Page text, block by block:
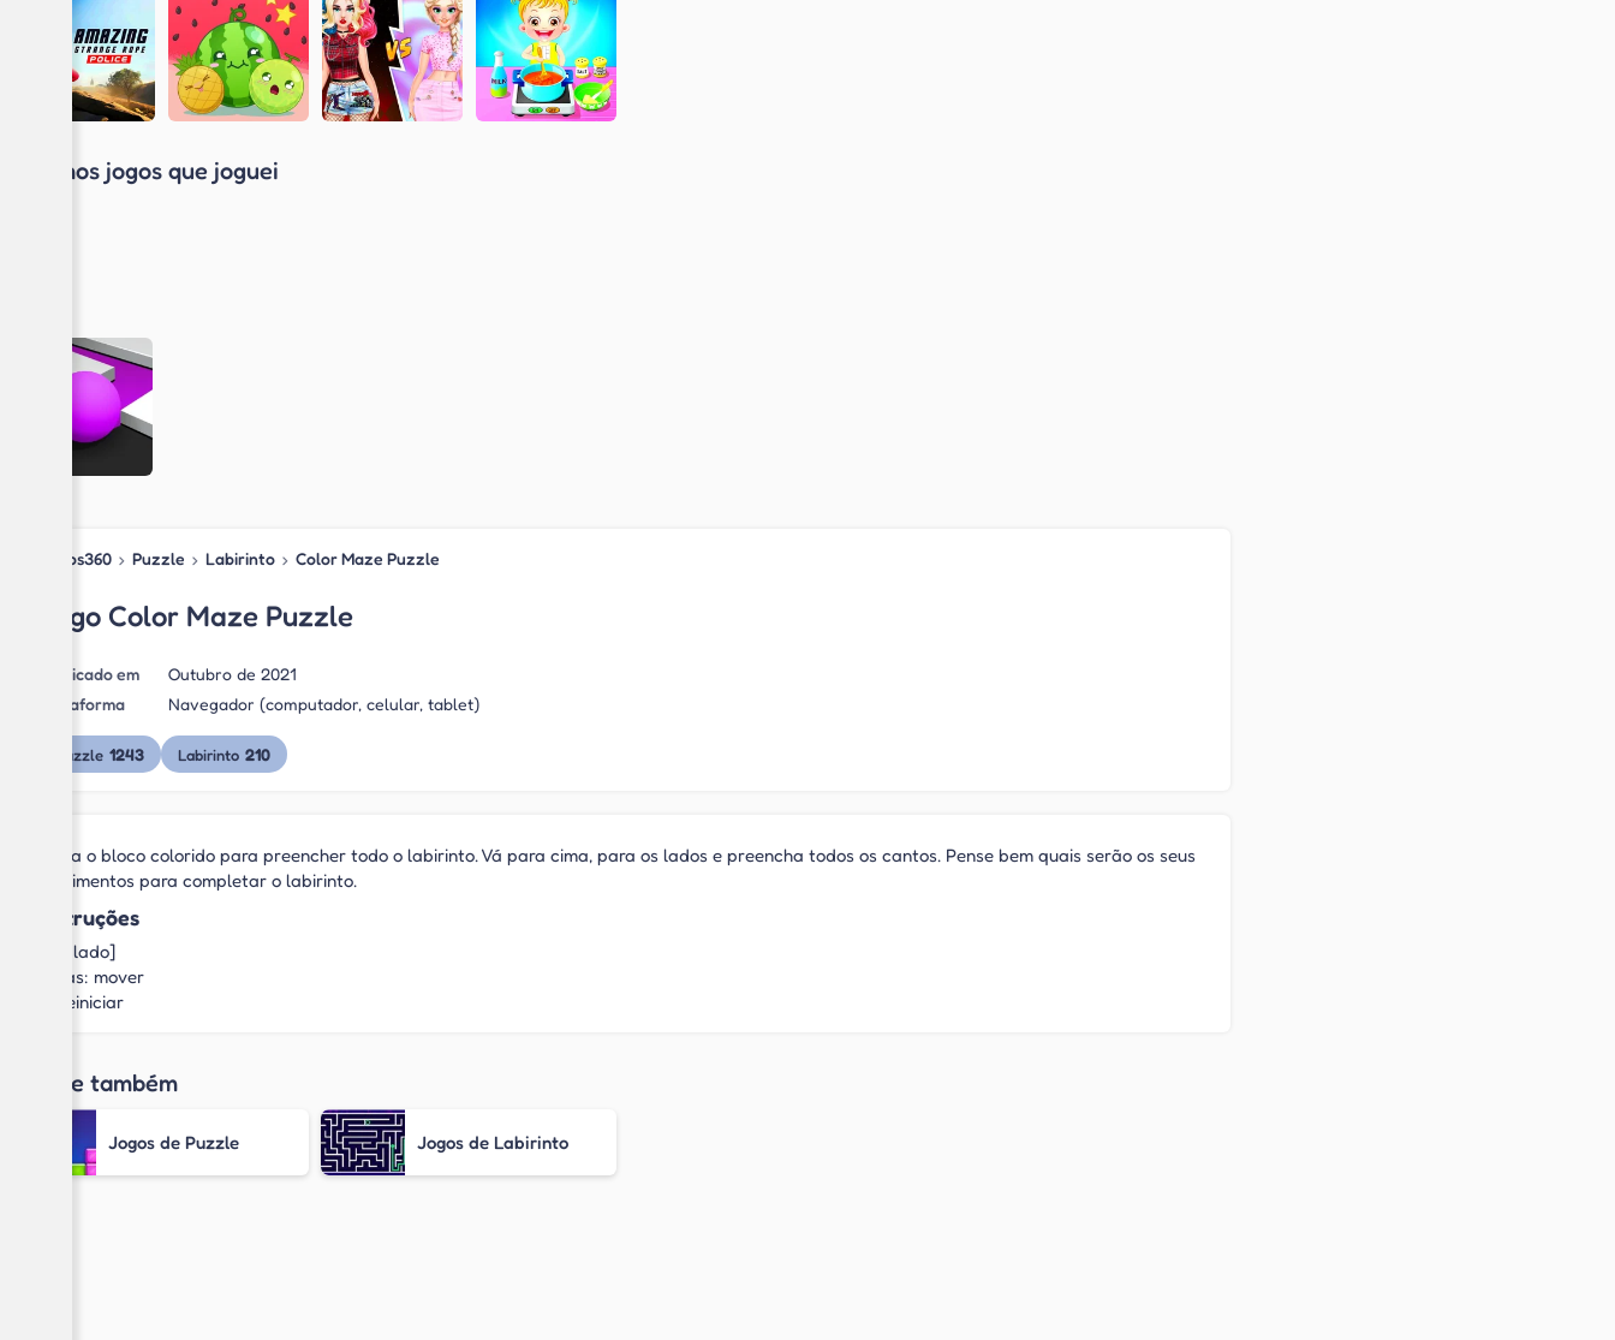
Últimos jogos que joguei
Jogos360 › Puzzle › Labirinto › Color Maze Puzzle
Jogo Color Maze Puzzle
Publicado em
Outubro de 2021
Plataforma
Navegador (computador, celular, tablet)
Puzzle 1243 Labirinto 210
Mova o bloco colorido para preencher todo o labirinto. Vá para cima, para os lados e preencha todos os cantos. Pense bem quais serão os seus
movimentos para completar o labirinto.
Instruções
[Teclado]
Setas: mover
R: reiniciar
Jogue também
Jogos de Puzzle Jogos de Labirinto